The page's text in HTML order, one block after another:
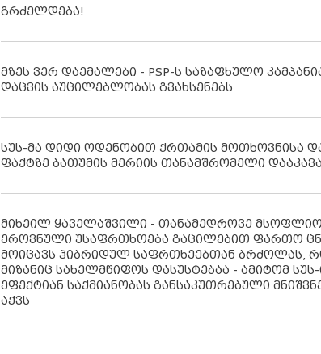
გრძელდება!
მზეს ვერ დაემალები - PSP-ს საზაფხულო
დაცვის აუცილებლობას გვახსენებს
სუს-მა დიდი ოდენობით ქრთამის მოთხოვნისა
ფაქტზე ბათუმის მერიის თანამშრომელი დააკავა
მიხეილ ყაველაშვილი - თანამედროვე
ეროვნული უსაფრთხოება გაცილებით ფართო
მოიცავს ჰიბრიდულ საფრთხეებთან ბრძოლას,
მიზანიც სახელმწიფოს დასუსტებაა - ამიტომ სუს-
ეფექტიან საქმიანობას განსაკუთრებული
აქვს